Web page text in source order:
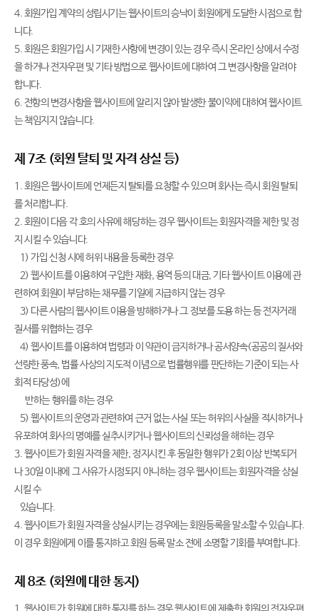
4. 회원가입 계약의 성립시기는 웹사이트의 승낙이 회원에게 도달한 시점으로 합
니다.
5. 회원은 회원가입 시 기재한 사항에 변경이 있는 경우 즉시 온라인 상에서 수정
을 하거나 전자우편 및 기타 방법으로 웹사이트에 대하여 그 변경사항을 알려야
합니다.
6. 전항의 변경사항을 웹사이트에 알리지 않아 발생한 불이익에 대하여 웹사이트
는 책임지지 않습니다.
제 7조 (회원 탈퇴 및 자격 상실 등)
1. 회원은 웹사이트에 언제든지 탈퇴를 요청할 수 있으며 회사는 즉시 회원 탈퇴
를 처리합니다.
2. 회원이 다음 각 호의 사유에 해당하는 경우 웹사이트는 회원자격을 제한 및 정
지 시킬 수 있습니다.
1) 가입 신청 시에 허위 내용을 등록한 경우
2) 웹사이트를 이용하여 구입한 재화, 용역 등의 대금, 기타 웹사이트 이용에 관
련하여 회원이 부담하는 채무를 기일에 지급하지 않는 경우
3) 다른 사람의 웹사이트 이용을 방해하거나 그 정보를 도용 하는 등 전자거래
질서를 위협하는 경우
4) 웹사이트를 이용하여 법령과 이 약관이 금지하거나 공서양속(공공의 질서와
선량한 풍속, 법률 사상의 지도적 이념으로 법률행위를 판단하는 기준이 되는 사
회적 타당성)에
반하는 행위를 하는 경우
5) 웹사이트의 운영과 관련하여 근거 없는 사실 또는 허위의 사실을 적시하거나
유포하여 회사의 명예를 실추시키거나 웹사이트의 신뢰성을 해하는 경우
3. 웹사이트가 회원 자격을 제한, 정지시킨 후 동일한 행위가 2회 이상 반복되거
나 30일 이내에 그 사유가 시정되지 아니하는 경우 웹사이트는 회원자격을 상실
시킬 수
있습니다.
4. 웹사이트가 회원 자격을 상실시키는 경우에는 회원등록을 말소할 수 있습니다.
이 경우 회원에게 이를 통지하고 회원 등록 말소 전에 소명할 기회를 부여합니다.
제 8조 (회원에 대한 통지)